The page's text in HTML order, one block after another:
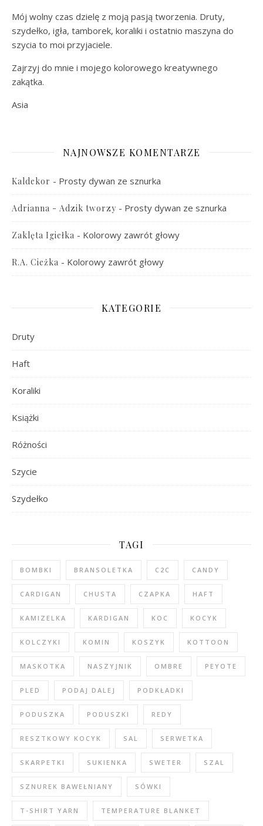
Mój wolny czas dzielę z moją pasją tworzenia. Druty,
szydełko, igła, tamborek, koraliki i ostatnio maszyna do
szycia to moi przyjaciele.
Zajrzyj do mnie i mojego kolorowego kreatywnego
zakątka.
Asia
NAJNOWSZE KOMENTARZE
Kaldekor - Prosty dywan ze sznurka
Adrianna - Adzik tworzy - Prosty dywan ze sznurka
Zaklęta Igiełka - Kolorowy zawrót głowy
R.A. Cieżka - Kolorowy zawrót głowy
KATEGORIE
Druty
Haft
Koraliki
Książki
Różności
Szycie
Szydełko
TAGI
BOMBKI BRANSOLETKA C2C CANDY
CARDIGAN CHUSTA CZAPKA HAFT
KAMIZELKA KARDIGAN KOC KOCYK
KOLCZYKI KOMIN KOSZYK KOTTOON
MASKOTKA NASZYJNIK OMBRE PEYOTE
PLED PODAJ DALEJ PODKŁADKI
PODUSZKA PODUSZKI REDY
RESZTKOWY KOCYK SAL SERWETKA
SKARPETKI SUKIENKA SWETER SZAL
SZNUREK BAWEŁNIANY SÓWKI
T-SHIRT YARN TEMPERATURE BLANKET